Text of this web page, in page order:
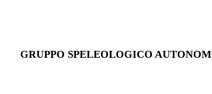
GRUPPO SPELEOLOGICO